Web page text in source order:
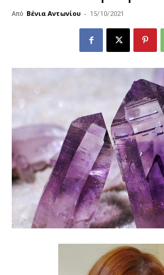
Από Βένια Αντωνίου - 15/10/2021